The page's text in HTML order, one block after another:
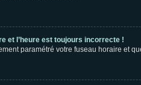
et l’heure est toujours incorrecte !
paramétré votre fuseau horaire et